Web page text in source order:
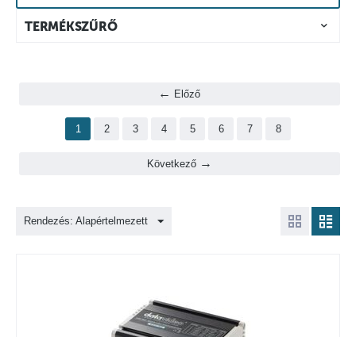
TERMÉKSZŰRŐ
Előző
1 2 3 4 5 6 7 8
Következő
Rendezés: Alapértelmezett